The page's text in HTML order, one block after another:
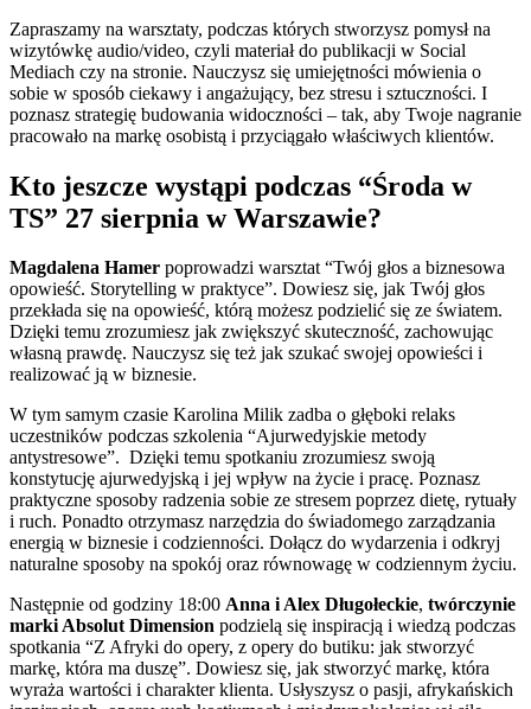
Zapraszamy na warsztaty, podczas których stworzysz pomysł na
wizytówkę audio/video, czyli materiał do publikacji w Social
Mediach czy na stronie. Nauczysz się umiejętności mówienia o
sobie w sposób ciekawy i angażujący, bez stresu i sztuczności. I
poznasz strategię budowania widoczności – tak, aby Twoje nagranie
pracowało na markę osobistą i przyciągało właściwych klientów.
Kto jeszcze wystąpi podczas “Środa w
TS” 27 sierpnia w Warszawie?
Magdalena Hamer poprowadzi warsztat “Twój głos a biznesowa
opowieść. Storytelling w praktyce”. Dowiesz się, jak Twój głos
przekłada się na opowieść, którą możesz podzielić się ze światem.
Dzięki temu zrozumiesz jak zwiększyć skuteczność, zachowując
własną prawdę. Nauczysz się też jak szukać swojej opowieści i
realizować ją w biznesie.
W tym samym czasie Karolina Milik zadba o głęboki relaks
uczestników podczas szkolenia “Ajurwedyjskie metody
antystresowe”. Dzięki temu spotkaniu zrozumiesz swoją
konstytucję ajurwedyjską i jej wpływ na życie i pracę. Poznasz
praktyczne sposoby radzenia sobie ze stresem poprzez dietę, rytuały
i ruch. Ponadto otrzymasz narzędzia do świadomego zarządzania
energią w biznesie i codzienności. Dołącz do wydarzenia i odkryj
naturalne sposoby na spokój oraz równowagę w codziennym życiu.
Następnie od godziny 18:00 Anna i Alex Długołeckie, twórczynie
marki Absolut Dimension podzielą się inspiracją i wiedzą podczas
spotkania “Z Afryki do opery, z opery do butiku: jak stworzyć
markę, która ma duszę”. Dowiesz się, jak stworzyć markę, która
wyraża wartości i charakter klienta. Usłyszysz o pasji, afrykańskich